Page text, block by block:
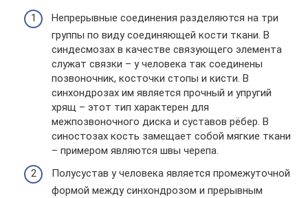
Непрерывные соединения разделяются на три
группы по виду соединяющей кости ткани. В
синдесмозах в качестве связующего элемента
служат связки – у человека так соединены
позвоночник, косточки стопы и кисти. В
синхондрозах им является прочный и упругий
хрящ – этот тип характерен для
межпозвоночного диска и суставов рёбер. В
синостозах кость замещает собой мягкие ткани
– примером являются швы черепа.
Полусустав у человека является промежуточной
формой между синхондрозом и прерывным